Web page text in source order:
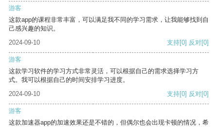
游客
这款app的课程非常丰富，可以满足我不同的学习需求，让我能够找到自
己感兴趣的知识。
2024-09-10
支持[0] 反对[0]
游客
这款学习软件的学习方式非常灵活，可以根据自己的需求选择学习方
式。我可以根据自己的时间安排学习进度。
2024-09-10
支持[0] 反对[0]
游客
这款加速器app的加速效果还是不错的，但偶尔也会出现卡顿的情况，希